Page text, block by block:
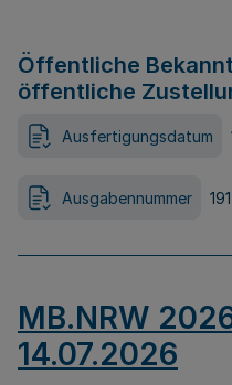
Öffentliche
öffentliche
Ausfertigungsdatum
Ausgabennummer 191
MB.NRW
14.07.2026